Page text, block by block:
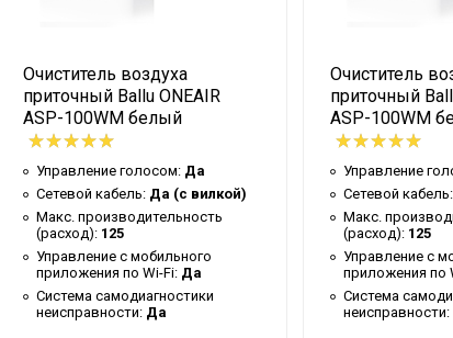
Очиститель воздуха
приточный Ballu ONEAIR
ASP-100WM белый
Управление голосом: Да
Сетевой кабель: Да (с вилкой)
Макс. производительность
(расход): 125
Управление c мобильного
приложения по Wi-Fi: Да
Система самодиагностики
неисправности: Да
Очиститель
приточный
ASP-100WM
Управление
Сетевой кабель:
Макс.
(расход): 125
Управление c
приложения по
Система
неисправности: